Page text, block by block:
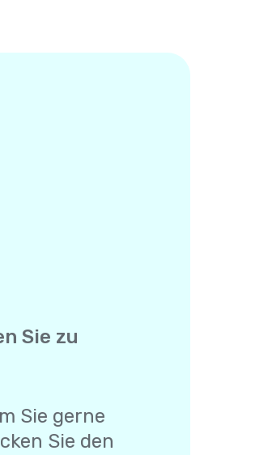
Sie zu
Sie gerne
Sie den